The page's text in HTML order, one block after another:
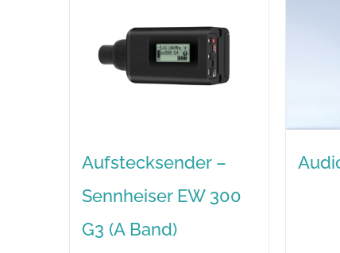
Aufstecksender –
Sennheiser EW 300
G3 (A Band)